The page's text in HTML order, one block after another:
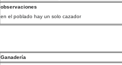
observaciones
en el poblado hay un solo cazador
Ganadería